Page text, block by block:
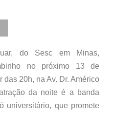
do Sesc em Minas,
no próximo 13 de
das 20h, na Av. Dr. Américo
da noite é a banda
universitário, que promete